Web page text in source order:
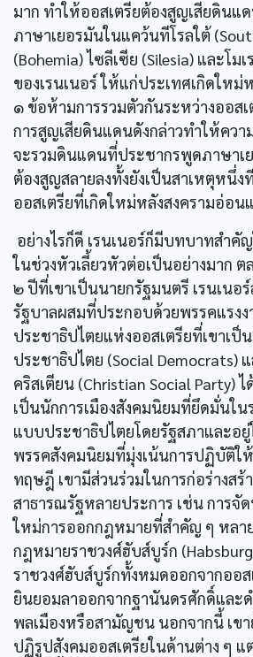
มาก ทำให้ออสเตรียต้องสูญเสียดินแ
ภาษาเยอรมันในแคว้นทีโรลใต้
(Bohemia) ไซลีเซีย (Silesia) และโม
ของเรนเนอร์ ให้แก่ประเทศเกิดใหม่
๑ ข้อห้ามการรวมตัวกันระหว่างออส
การสูญเสียดินแดนดังกล่าวทำให้ควา
จะรวมดินแดนที่ประชากรพูดภาษาเ
ต้องสูญสลายลงทั้งยังเป็นสาเหตุหนึ่ง
ออสเตรียที่เกิดใหม่หลังสงครามอ่อน
อย่างไรก็ดี เรนเนอร์ก็มีบทบาทสำ
ในช่วงหัวเลี้ยวหัวต่อเป็นอย่างมาก ต
๒ ปีที่เขาเป็นนายกรัฐมนตรี เรนเนอ
รัฐบาลผสมที่ประกอบด้วยพรรคแรงง
ประชาธิปไตยแห่งออสเตรียที่เขาเป็
ประชาธิปไตย (Social Democrats)
คริสเตียน (Christian Social Party) ไ
เป็นนักการเมืองสังคมนิยมที่ยึดมั่นใ
แบบประชาธิปไตยโดยรัฐสภาและอ
พรรคสังคมนิยมที่มุ่งเน้นการปฏิบัติใ
ทฤษฎี เขามีส่วนร่วมในการก่อร่างสร้
สาธารณรัฐหลายประการ เช่น การ
ใหม่การออกกฎหมายที่สำคัญ ๆ หลา
กฎหมายราชวงศ์ฮับส์บูร์ก
ราชวงศ์ฮับส์บูร์กทั้งหมดออกจากออส
ยินยอมลาออกจากฐานันดรศักดิ์และ
พลเมืองหรือสามัญชน นอกจากนี้ เขา
ปฏิรูปสังคมออสเตรียในด้านต่าง ๆ แ